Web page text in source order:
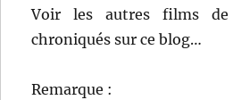
Voir les autres films de
chroniqués sur ce blog…
Remarque :